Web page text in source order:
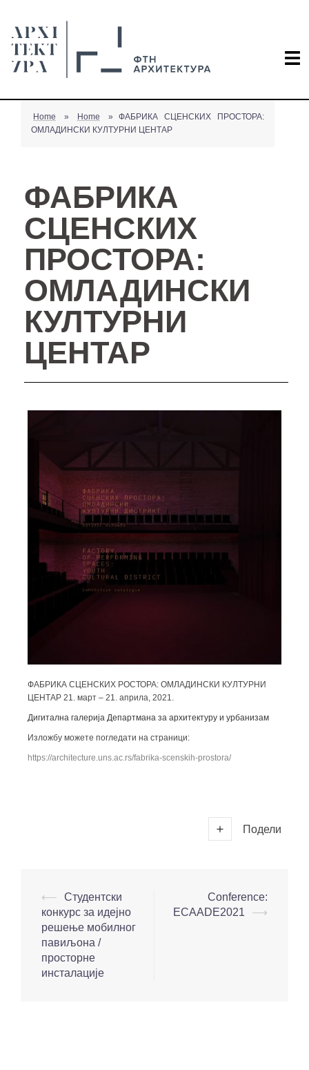
Home » Home »ФАБРИКА СЦЕНСКИХ ПРОСТОРА:
ОМЛАДИНСКИ КУЛТУРНИ ЦЕНТАР
ФАБРИКА
СЦЕНСКИХ
ПРОСТОРА:
ОМЛАДИНСКИ
КУЛТУРНИ
ЦЕНТАР
ФАБРИКА СЦЕНСКИХ РОСТОРА: ОМЛАДИНСКИ КУЛТУРНИ
ЦЕНТАР 21. март – 21. априла, 2021.
Дигитална галерија Департмана за архитектуру и урбанизам
Изложбу можете погледати на страници:
https://architecture.uns.ac.rs/fabrika-scenskih-prostora/
Подели
⟵
Студентски
конкурс за идејно
решење мобилног
павиљона /
просторне
инсталације
Conference:
ECAADE2021
⟶